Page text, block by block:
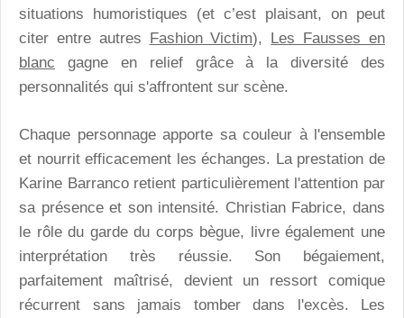
situations humoristiques (et c’est plaisant, on peut
citer entre autres
Fashion Victim),
Les Fausses en
blanc gagne en relief grâce à la diversité des
personnalités qui s'affrontent sur scène.
Chaque personnage apporte sa couleur à l'ensemble
et nourrit efficacement les échanges. La prestation de
Karine Barranco retient particulièrement l'attention par
sa présence et son intensité. Christian Fabrice, dans
le rôle du garde du corps bègue, livre également une
interprétation très réussie. Son bégaiement,
parfaitement maîtrisé, devient un ressort comique
récurrent sans jamais tomber dans l'excès. Les